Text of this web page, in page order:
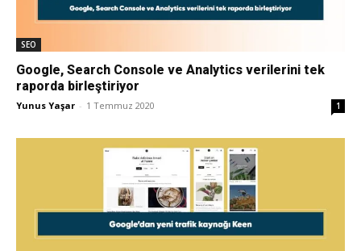
SEO
Google, Search Console ve Analytics verilerini tek
raporda birleştiriyor
Yunus Yaşar - 1 Temmuz 2020 1